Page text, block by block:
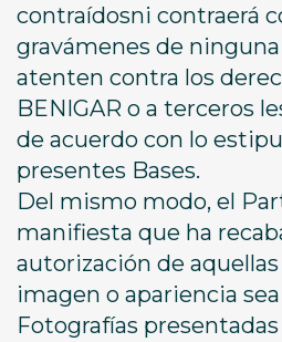
contraídosni contraerá
gravámenes de
atenten contra los
BENIGAR o a terceros
de acuerdo con lo
presentes Bases.
Del mismo modo, el
manifiesta que ha
autorización de
imagen o apariencia
Fotografías